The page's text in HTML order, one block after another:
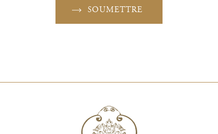
SOUMETTRE